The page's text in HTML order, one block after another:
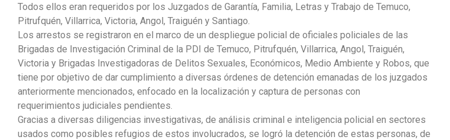
Todos ellos eran requeridos por los Juzgados de Garantía, Familia, Letras y Trabajo de Temuco,
Pitrufquén, Villarrica, Victoria, Angol, Traiguén y Santiago.
Los arrestos se registraron en el marco de un despliegue policial de oficiales policiales de las
Brigadas de Investigación Criminal de la PDI de Temuco, Pitrufquén, Villarrica, Angol, Traiguén,
Victoria y Brigadas Investigadoras de Delitos Sexuales, Económicos, Medio Ambiente y Robos, que
tiene por objetivo de dar cumplimiento a diversas órdenes de detención emanadas de los juzgados
anteriormente mencionados, enfocado en la localización y captura de personas con
requerimientos judiciales pendientes.
Gracias a diversas diligencias investigativas, de análisis criminal e inteligencia policial en sectores
usados como posibles refugios de estos involucrados, se logró la detención de estas personas, de